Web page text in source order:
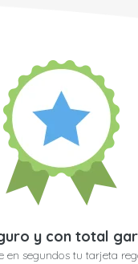
y con total
en segundos tu tarjeta